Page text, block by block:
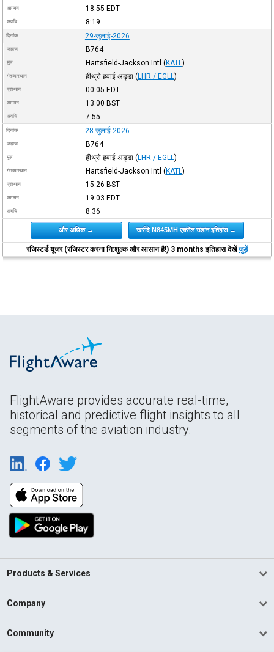
आगमन 18:55 EDT
अवधि 8:19
दिनांक 29-जुलाई-2026
जहाज B764
मूल Hartsfield-Jackson Intl (KATL )
गंतव्य स्थान हीथ्रो हवाई अड्डा (LHR / EGLL )
प्रस्थान 00:05 EDT
आगमन 13:00 BST
अवधि 7:55
दिनांक 28-जुलाई-2026
जहाज B764
मूल हीथ्रो हवाई अड्डा (LHR / EGLL )
गंतव्य स्थान Hartsfield-Jackson Intl (KATL )
प्रस्थान 15:26 BST
आगमन 19:03 EDT
अवधि 8:36
और अधिक → खरीदें N845MH एक्सेल उड़ान इतिहास →
रजिस्टर्ड यूजर (रजिस्टर करना नि:शुल्क और आसान है!) 3 months इतिहास देखेंजुड़ें
FlightAware provides accurate real-time,
historical and predictive flight insights to all
segments of the aviation industry.
Products & Services
Company
Community